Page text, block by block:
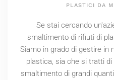
PLASTICI DA
Se stai cercando
smaltimento di rifiuti di
Siamo in grado di gestire in
plastica, sia che si tratti
smaltimento di grandi